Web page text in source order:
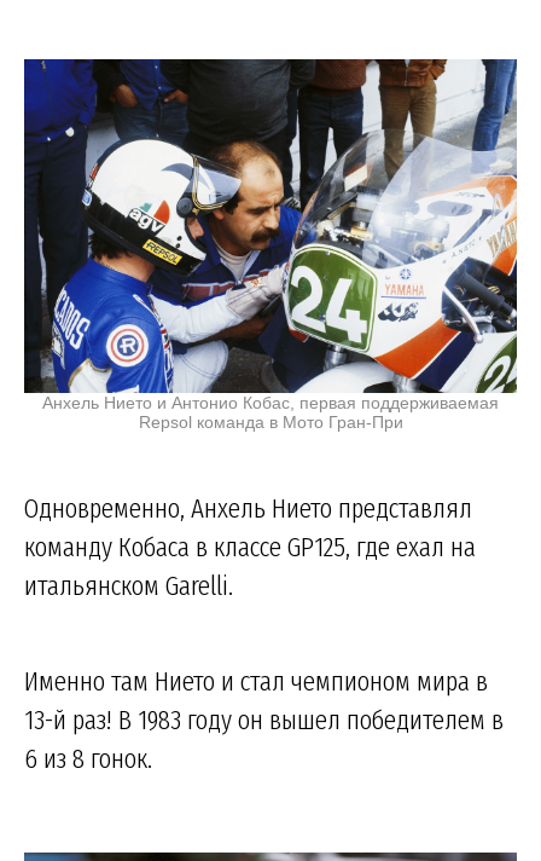
Анхель Нието и Антонио Кобас, первая поддерживаемая
Repsol команда в Мото Гран-При
Одновременно, Анхель Нието представлял
команду Кобаса в классе GP125, где ехал на
итальянском Garelli.
Именно там Нието и стал чемпионом мира в
13-й раз! В 1983 году он вышел победителем в
6 из 8 гонок.